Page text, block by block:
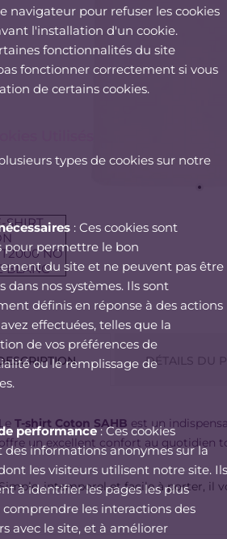
navigateur pour refuser les cookies
l'installation d'un cookie.
fonctionnalités du site
fonctionner correctement si vous
de certains cookies.
types de cookies sur notre
: Ces cookies sont
pour permettre le bon
du site et ne peuvent pas être
dans nos systèmes. Ils sont
définis en réponse à des actions
effectuées, telles que la
de vos préférences de
ou le remplissage de
performance: Ces cookies
des informations anonymes sur la
les visiteurs utilisent notre site. Ils
à identifier les pages les plus
comprendre les interactions des
avec le site, et à améliorer
DÉTAILS DU
Le T-shirt Coton SAHB est un
offre un excellent confort au quotidien
intemporel et facile à porter, il